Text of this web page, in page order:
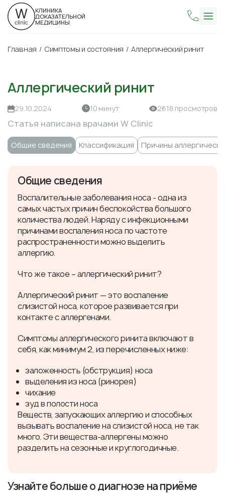
КЛИНИКА
ДОКАЗАТЕЛЬНОЙ
МЕДИЦИНЫ
Главная Симптомы и состояния Аллергический ринит
Аллергический ринит
29.10.2024 10 минут 2618 просмотров
Статья написана врачами W Clinic
Общие сведения Классификация Причины
Общие сведения
Воспалительные заболевания носа - одна из
самых частых причин беспокойства большого
количества людей. Наряду с инфекционными
причинами воспаления носа по частоте
распространенности можно выделить
аллергию.
Что же такое – аллергический ринит?
Аллергический ринит — это воспаление
слизистой носа, которое развивается при
контакте с аллергенами.
Симптомы аллергического ринита включают в
себя, как минимум 2, из перечисленных ниже:
заложенность (обструкция) носа
выделения из носа (ринорея)
чихание
зуд в полости носа
Веществ, запускающих аллергию и способных
вызывать воспаление на слизистой носа, не так
много. Эти вещества-аллергены можно
разделить на сезонные и круглогодичные.
Узнайте больше о диагнозе на приёме